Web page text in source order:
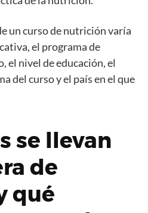
un curso de nutrición varía
el programa de
el nivel de educación, el
del curso y el país en el que
se llevan
de
qué